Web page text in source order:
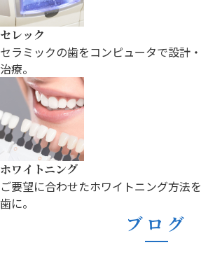
セレック
セラミックの歯をコンピュータで設計・
治療。
ホワイトニング
ご要望に合わせたホワイトニング方法を
歯に。
ブログ